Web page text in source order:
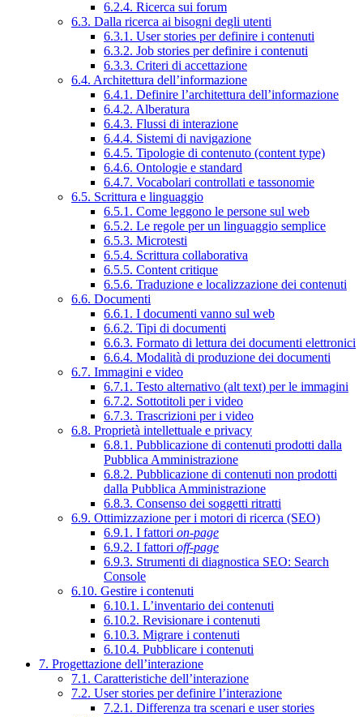
6.2.4. Ricerca sui forum
6.3. Dalla ricerca ai bisogni degli utenti
6.3.1. User stories per definire i contenuti
6.3.2. Job stories per definire i contenuti
6.3.3. Criteri di accettazione
6.4. Architettura dell’informazione
6.4.1. Definire l’architettura dell’informazione
6.4.2. Alberatura
6.4.3. Flussi di interazione
6.4.4. Sistemi di navigazione
6.4.5. Tipologie di contenuto (content type)
6.4.6. Ontologie e standard
6.4.7. Vocabolari controllati e tassonomie
6.5. Scrittura e linguaggio
6.5.1. Come leggono le persone sul web
6.5.2. Le regole per un linguaggio semplice
6.5.3. Microtesti
6.5.4. Scrittura collaborativa
6.5.5. Content critique
6.5.6. Traduzione e localizzazione dei contenuti
6.6. Documenti
6.6.1. I documenti vanno sul web
6.6.2. Tipi di documenti
6.6.3. Formato di lettura dei documenti elettronici
6.6.4. Modalità di produzione dei documenti
6.7. Immagini e video
6.7.1. Testo alternativo (alt text) per le immagini
6.7.2. Sottotitoli per i video
6.7.3. Trascrizioni per i video
6.8. Proprietà intellettuale e privacy
6.8.1. Pubblicazione di contenuti prodotti dalla
Pubblica Amministrazione
6.8.2. Pubblicazione di contenuti non prodotti
dalla Pubblica Amministrazione
6.8.3. Consenso dei soggetti ritratti
6.9. Ottimizzazione per i motori di ricerca (SEO)
6.9.1. I fattori on-page
6.9.2. I fattori off-page
6.9.3. Strumenti di diagnostica SEO: Search
Console
6.10. Gestire i contenuti
6.10.1. L’inventario dei contenuti
6.10.2. Revisionare i contenuti
6.10.3. Migrare i contenuti
6.10.4. Pubblicare i contenuti
7. Progettazione dell’interazione
7.1. Caratteristiche dell’interazione
7.2. User stories per definire l’interazione
7.2.1. Differenza tra scenari e user stories